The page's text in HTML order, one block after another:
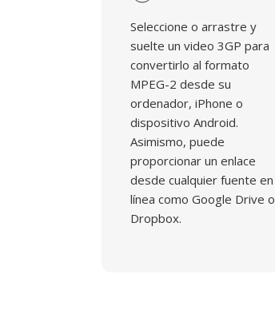
Seleccione o arrastre y
suelte un video 3GP para
convertirlo al formato
MPEG-2 desde su
ordenador, iPhone o
dispositivo Android.
Asimismo, puede
proporcionar un enlace
desde cualquier fuente en
línea como Google Drive o
Dropbox.